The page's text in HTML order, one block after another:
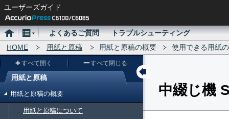
ユーザーズガイド
ホ
ー
メ
ニ
ュ
ー
よくあるご質問
トラブルシューティング
HOME
用紙と原稿 用紙と原稿の概要 使用できる用紙
ニ
用紙と原稿
すべて開く すべて閉じる
用紙と原稿の概要
用紙と原稿について
中綴じ機